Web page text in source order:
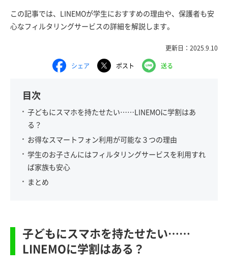
この記事では、LINEMOが学生におすすめの理由や、保護者も安
心なフィルタリングサービスの詳細を解説します。
更新日：2025.9.10
シェア ポスト 送る
目次
子どもにスマホを持たせたい……LINEMOに学割はあ
る？
お得なスマートフォン利用が可能な３つの理由
学生のお子さんにはフィルタリングサービスを利用すれ
ば家族も安心
まとめ
子どもにスマホを持たせたい……
LINEMOに学割はある？